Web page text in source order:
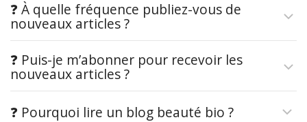
❓ À quelle fréquence publiez-vous de
nouveaux articles ?
❓ Puis-je m’abonner pour recevoir les
nouveaux articles ?
❓ Pourquoi lire un blog beauté bio ?